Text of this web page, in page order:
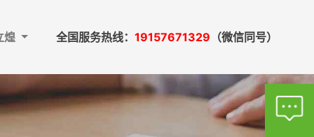
煌 全国服务热线： 19157671329 （微信同号）